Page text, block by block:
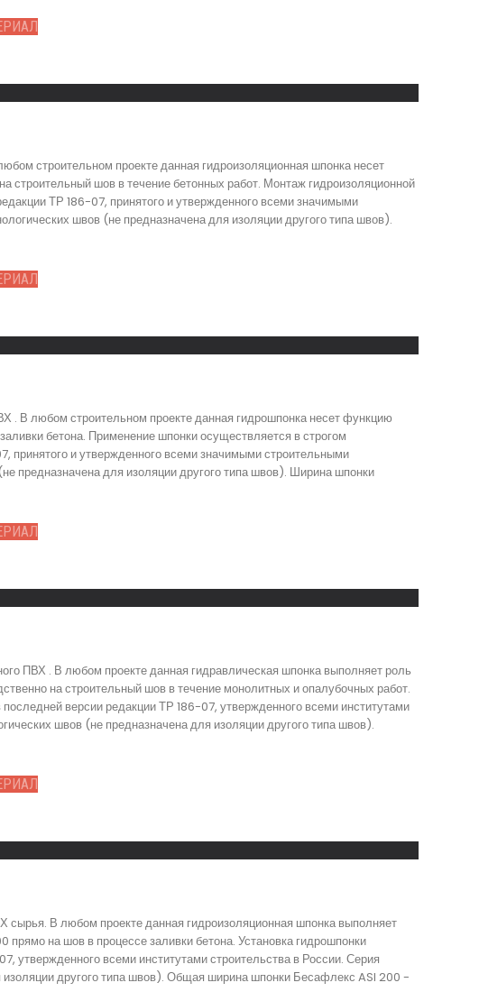
строительном проекте данная гидроизоляционная шпонка несет
шов в течение бетонных работ. Монтаж гидроизоляционной
ТР 186-07, принятого и утвержденного всеми значимыми
швов (не предназначена для изоляции другого типа швов).
. В любом строительном проекте данная гидрошпонка несет функцию
бетона. Применение шпонки осуществляется в строгом
принятого и утвержденного всеми значимыми строительными
предназначена для изоляции другого типа швов). Ширина шпонки
ПВХ . В любом проекте данная гидравлическая шпонка выполняет роль
на строительный шов в течение монолитных и опалубочных работ.
версии редакции ТР 186-07, утвержденного всеми институтами
швов (не предназначена для изоляции другого типа швов).
сырья. В любом проекте данная гидроизоляционная шпонка выполняет
на шов в процессе заливки бетона. Установка гидрошпонки
утвержденного всеми институтами строительства в России. Серия
изоляции другого типа швов). Общая ширина шпонки Бесафлекс ASI 200 -